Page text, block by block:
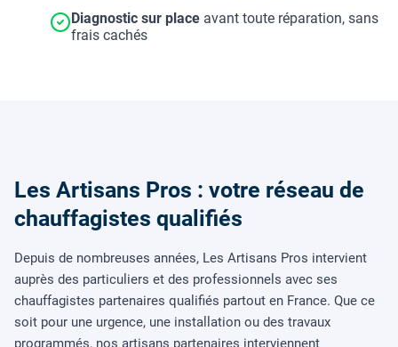
Diagnostic sur place avant toute réparation, sans
frais cachés
Les Artisans Pros : votre réseau de
chauffagistes qualifiés
Depuis de nombreuses années, Les Artisans Pros intervient
auprès des particuliers et des professionnels avec ses
chauffagistes partenaires qualifiés partout en France. Que ce
soit pour une urgence, une installation ou des travaux
programmés, nos artisans partenaires interviennent